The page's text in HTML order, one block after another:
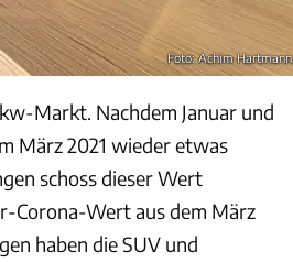
Foto: Achim Hartmann
Markt. Nachdem Januar und
März 2021 wieder etwas
schoss dieser Wert
Corona-Wert aus dem März
haben die SUV und